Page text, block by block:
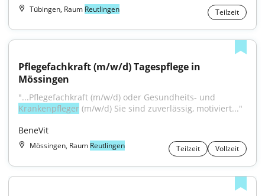
Tübingen, Raum Reutlingen Teilzeit
Pflegefachkraft (m/w/d) Tagespflege in
Mössingen
Krankenpfleger (m/w/d) Sie sind zuverlässig, motiviert..."
BeneVit
Mössingen, Raum Reutlingen Teilzeit Vollzeit